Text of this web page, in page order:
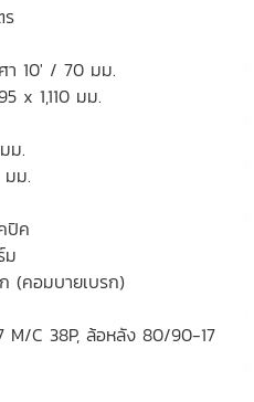
ร
า 10′ / 70 มม.
x 1,110 มม.
ม.
มม.
ปิค
ม
(คอมบายเบรก)
C 38P, ล้อหลัง 80/90-17